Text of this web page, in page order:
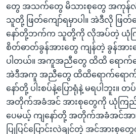
တွေ အသက်တွေ မိသားစုတွေ အကုန်လုံး
သူတို့ ဖြတ်ကျော်ရမှာပါ။ အဲဒီလို ဖြ
နော်တို့ဘက်က သူတို့ကို လိုအပ်တဲ့ ယုံ
စိတ်ဓာတ်ခွန်အားတွေ ကျန်တဲ့ ခွန်အာ
ပါတယ်။ အကူအညီတွေ ထိထိ ရောက်ရ
အဲဒီအကူ အညီတွေ ထိထိရောက်ရောက်
နော်တို့ ပါးစပ်နဲ့ပြောရုံနဲ့ မရပါဘူး
အတိုက်အခံအင် အားစုတွေကို ယုံကြည်စိ
ပေမယ့် ကျနော်တို့ အတိုက်အခံအင်အ
ပြုပြင်ပြောင်းလဲချင်တဲ့ အင်အား